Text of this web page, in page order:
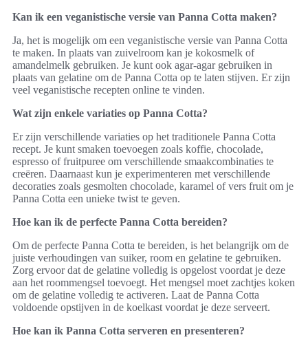
Kan ik een veganistische versie van Panna Cotta maken?
Ja, het is mogelijk om een veganistische versie van Panna Cotta
te maken. In plaats van zuivelroom kan je kokosmelk of
amandelmelk gebruiken. Je kunt ook agar-agar gebruiken in
plaats van gelatine om de Panna Cotta op te laten stijven. Er zijn
veel veganistische recepten online te vinden.
Wat zijn enkele variaties op Panna Cotta?
Er zijn verschillende variaties op het traditionele Panna Cotta
recept. Je kunt smaken toevoegen zoals koffie, chocolade,
espresso of fruitpuree om verschillende smaakcombinaties te
creëren. Daarnaast kun je experimenteren met verschillende
decoraties zoals gesmolten chocolade, karamel of vers fruit om je
Panna Cotta een unieke twist te geven.
Hoe kan ik de perfecte Panna Cotta bereiden?
Om de perfecte Panna Cotta te bereiden, is het belangrijk om de
juiste verhoudingen van suiker, room en gelatine te gebruiken.
Zorg ervoor dat de gelatine volledig is opgelost voordat je deze
aan het roommengsel toevoegt. Het mengsel moet zachtjes koken
om de gelatine volledig te activeren. Laat de Panna Cotta
voldoende opstijven in de koelkast voordat je deze serveert.
Hoe kan ik Panna Cotta serveren en presenteren?